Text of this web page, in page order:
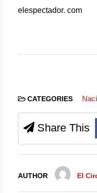
elespectador. com
CATEGORIES
Share This
AUTHOR El